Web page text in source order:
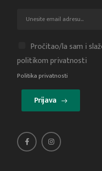
Pročitao/la sam i
politikom privatnosti
Politika privatnosti
Prijava